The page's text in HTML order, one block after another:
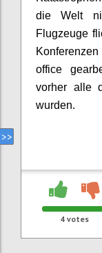
die Welt
Flugzeuge
office
vorher alle
wurden.
4 votes